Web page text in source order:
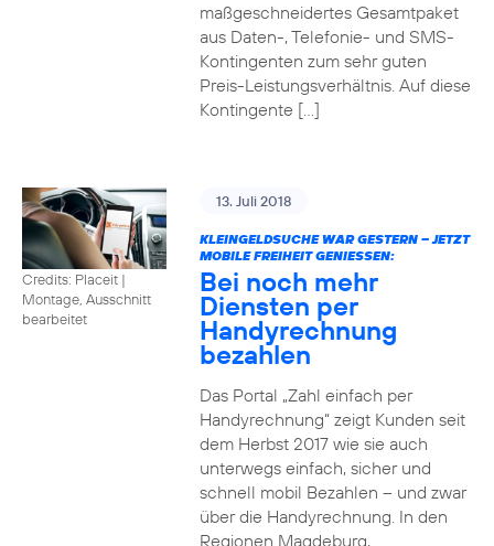
maßgeschneidertes Gesamtpaket
aus Daten-, Telefonie- und SMS-
Kontingenten zum sehr guten
Preis-Leistungsverhältnis. Auf diese
Kontingente […]
Credits: Placeit |
Montage, Ausschnitt
bearbeitet
13. Juli 2018
KLEINGELDSUCHE WAR GESTERN – JETZT
MOBILE FREIHEIT GENIESSEN:
Bei noch mehr
Diensten per
Handyrechnung
bezahlen
Das Portal „Zahl einfach per
Handyrechnung“ zeigt Kunden seit
dem Herbst 2017 wie sie auch
unterwegs einfach, sicher und
schnell mobil Bezahlen – und zwar
über die Handyrechnung. In den
Regionen Magdeburg,